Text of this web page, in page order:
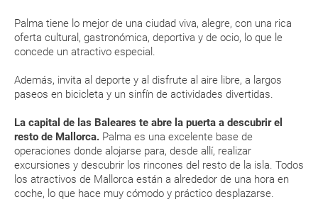
Palma tiene lo mejor de una ciudad viva, alegre, con una rica
oferta cultural, gastronómica, deportiva y de ocio, lo que le
concede un atractivo especial.
Además, invita al deporte y al disfrute al aire libre, a largos
paseos en bicicleta y un sinfín de actividades divertidas.
La capital de las Baleares te abre la puerta a descubrir el
resto de Mallorca. Palma es una excelente base de
operaciones donde alojarse para, desde allí, realizar
excursiones y descubrir los rincones del resto de la isla. Todos
los atractivos de Mallorca están a alrededor de una hora en
coche, lo que hace muy cómodo y práctico desplazarse.
de la capital de Mallorca
Palma es una ciudad abierta al mar, el Mediterráneo
siempre está a un paso.
El clima en Palma es templado durante todo el año. En
Patrimonio de la Humanidad, la Serra de Tramuntana, y
acabar dándote un chapuzón en algunas de las mejores
ENE
15 °C
8 °C
FEB
16 °C
8 °C
MAR
17 °C
9 °C
ABR
19 °C
11 °C
generar una anulación o modificación del viaje?
¿Qué caducidad debe tener mi pasaporte para ir
a...?
¿Con cuánta antelación tengo que estar en el
RESERVAR ¿Cómo puedo reservar un viaje de
paquete vacacional en la página web?
Al realizar la reserva, uno de los servicios ha